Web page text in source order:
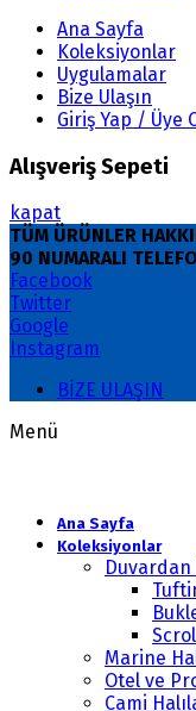
Ana Sayfa
Koleksiyonlar
Uygulamalar
Bize Ulaşın
Giriş Yap / Üye
Alışveriş Sepeti
kapat
TÜM ÜRÜNLER
90 NUMARALI
Facebook
Twitter
Google
Instagram
BİZE ULAŞIN
Menü
Ana Sayfa
Koleksiyonlar
Duvardan
Marine
Otel ve
Cami